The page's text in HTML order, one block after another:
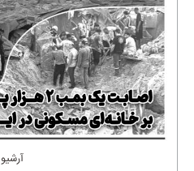
آرشیو